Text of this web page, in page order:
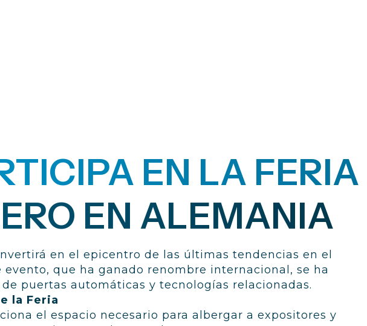
EN LA FERIA
EN ALEMANIA
en el epicentro de las últimas tendencias en el
que ha ganado renombre internacional, se ha
puertas automáticas y tecnologías relacionadas.
la Feria
el espacio necesario para albergar a expositores y